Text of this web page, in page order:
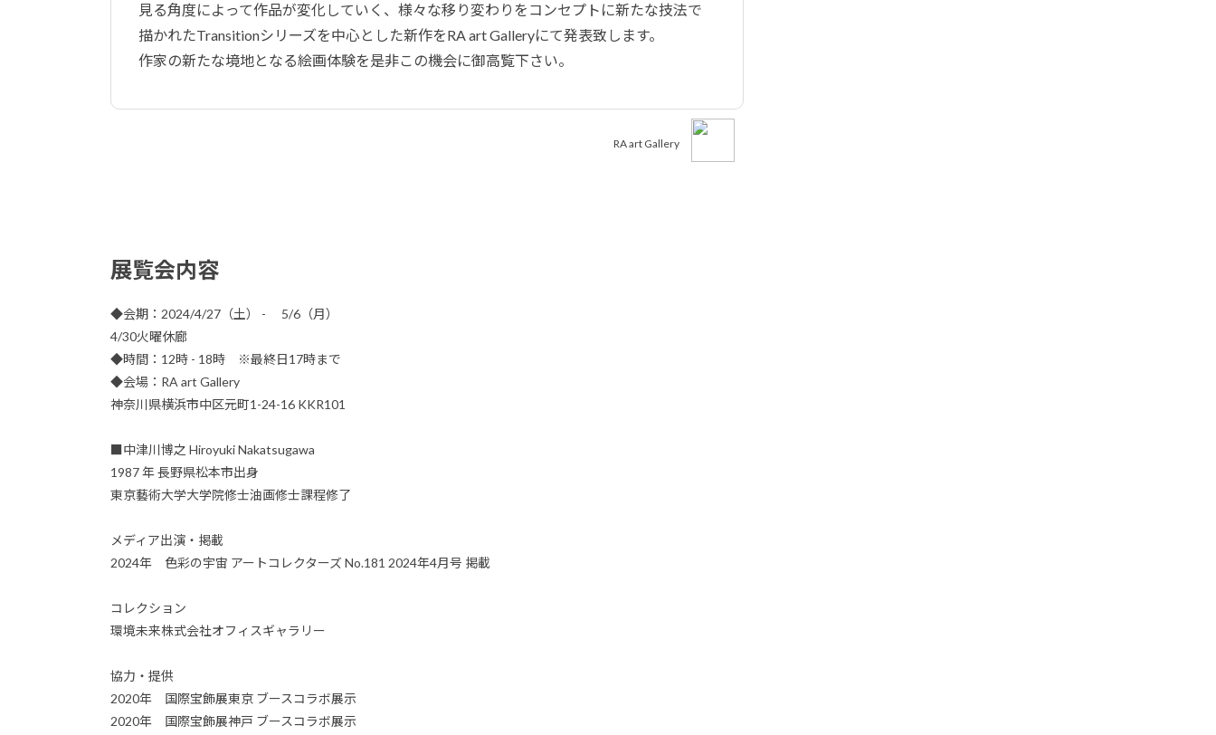
見る角度によって作品が変化していく、様々な移り変わりをコンセプトに新たな技法で
描かれたTransitionシリーズを中心とした新作をRA art Galleryにて発表致します。
作家の新たな境地となる絵画体験を是非この機会に御高覧下さい。
RA art Gallery
展覧会内容
◆会期：2024/4/27（土） - 5/6（月）
4/30火曜休廊
◆時間：12時 - 18時 ※最終日17時まで
◆会場：RA art Gallery
神奈川県横浜市中区元町1-24-16 KKR101
■中津川博之 Hiroyuki Nakatsugawa
1987 年 長野県松本市出身
東京藝術大学大学院修士油画修士課程修了
メディア出演・掲載
2024年 色彩の宇宙 アートコレクターズ No.181 2024年4月号 掲載
コレクション
環境未来株式会社オフィスギャラリー
協力・提供
2020年 国際宝飾展東京 ブースコラボ展示
2020年 国際宝飾展神戸 ブースコラボ展示